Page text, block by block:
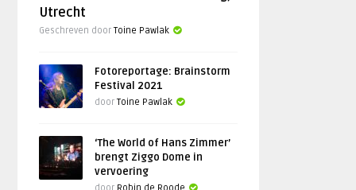
Utrecht
Geschreven doorToine Pawlak
Fotoreportage: Brainstorm
Festival 2021
doorToine Pawlak
‘The World of Hans Zimmer’
brengt Ziggo Dome in
vervoering